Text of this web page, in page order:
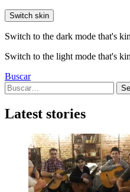
Switch skin
Switch to the dark mode that's
Switch to the light mode that's
Buscar
Search
for:
Latest stories